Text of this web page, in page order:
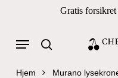
content
Gratis
Products search
Menu
Hjem Murano